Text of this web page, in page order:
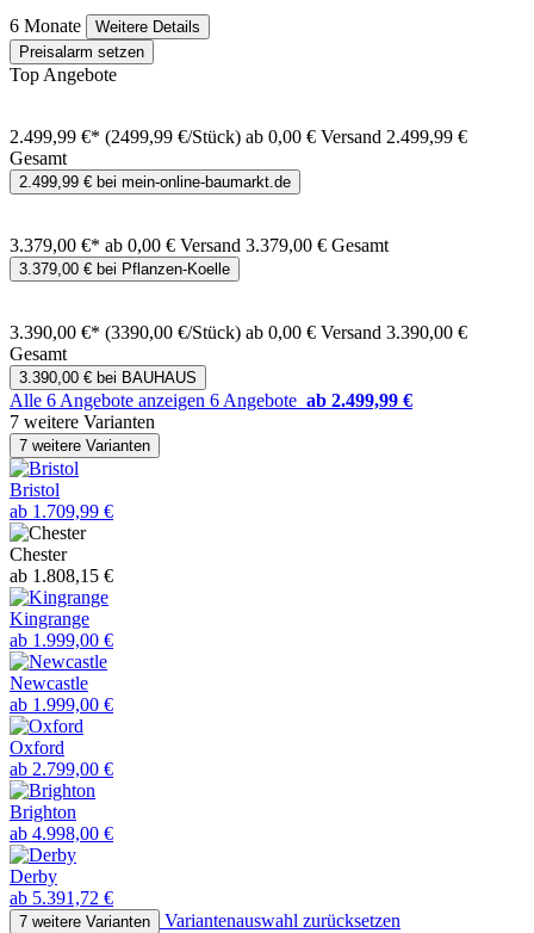
6 Monate
Weitere Details
Preisalarm setzen
Top Angebote
2.499,99 €* (2499,99 €/Stück) ab 0,00 € Versand 2.499,99 €
Gesamt
2.499,99 € bei mein-online-baumarkt.de
3.379,00 €* ab 0,00 € Versand 3.379,00 € Gesamt
3.379,00 € bei Pflanzen-Koelle
3.390,00 €* (3390,00 €/Stück) ab 0,00 € Versand 3.390,00 €
Gesamt
3.390,00 € bei BAUHAUS
Alle 6 Angebote anzeigen 6 Angebote ab 2.499,99 €
7 weitere Varianten
7 weitere Varianten
Bristol
ab 1.709,99 €
Chester
ab 1.808,15 €
Kingrange
ab 1.999,00 €
Newcastle
ab 1.999,00 €
Oxford
ab 2.799,00 €
Brighton
ab 4.998,00 €
Derby
ab 5.391,72 €
7 weitere Varianten
Variantenauswahl zurücksetzen